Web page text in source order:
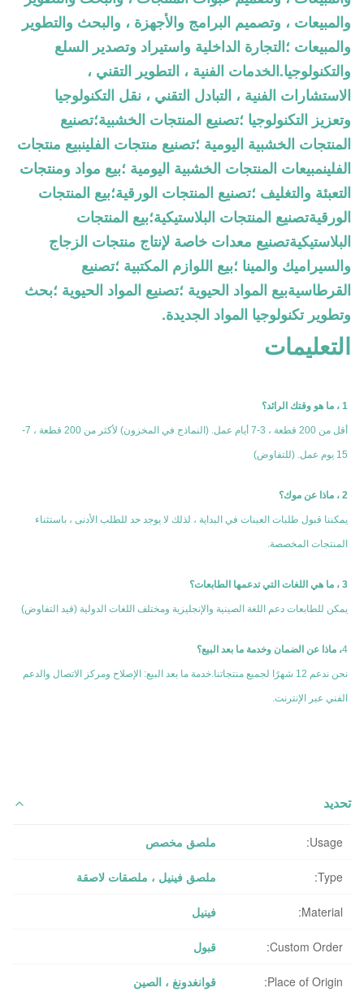
والمبيعات ، وتصميم البرامج والأجهزة ، والبحث والتطوير
والمبيعات ؛التجارة الداخلية واستيراد وتصدير السلع
والتكنولوجيا.الخدمات الفنية ، التطوير التقني ،
الاستشارات الفنية ، التبادل التقني ، نقل التكنولوجيا
وتعزيز التكنولوجيا ؛تصنيع المنتجات الخشبية؛تصنيع
المنتجات الخشبية اليومية ؛تصنيع منتجات الفلينبيع منتجات
الفلينمبيعات المنتجات الخشبية اليومية ؛بيع مواد ومنتجات
التعبئة والتغليف ؛تصنيع المنتجات الورقية؛بيع المنتجات
الورقيةتصنيع المنتجات البلاستيكية؛بيع المنتجات
البلاستيكيةتصنيع معدات خاصة لإنتاج منتجات الزجاج
والسيراميك والمينا ؛بيع اللوازم المكتبية ؛تصنيع
القرطاسيةبيع المواد الحيوية ؛تصنيع المواد الحيوية ؛بحث
وتطوير تكنولوجيا المواد الجديدة.
التعليمات
1 ، ما هو وقتك الرائد؟
أقل من 200 قطعة ، 3-7 أيام عمل. (النماذج في المخزون) لأكثر من 200 قطعة ، 7-
15 يوم عمل. (للتفاوض)
2 ، ماذا عن موك؟
المنتجات المخصصة.
3 ، ما هي اللغات التي تدعمها الطابعات؟
يمكن للطابعات دعم اللغة الصينية والإنجليزية ومختلف اللغات الدولية (قيد التفاوض)
4، ماذا عن الضمان وخدمة ما بعد البيع؟
الفني عبر الإنترنت.
تحديد
Usage: ملصق مخصص
Type: ملصق فينيل ، ملصقات لاصقة
Material: فينيل
Custom Order: قبول
Place of Origin: قوانغدونغ ، الصين